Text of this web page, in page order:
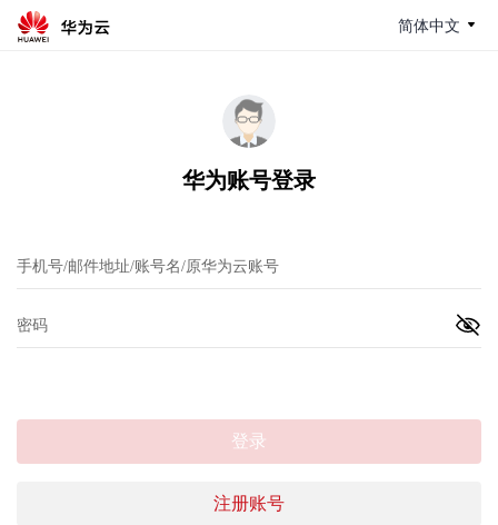
简体中文
华为账号登录
注册账号
登录